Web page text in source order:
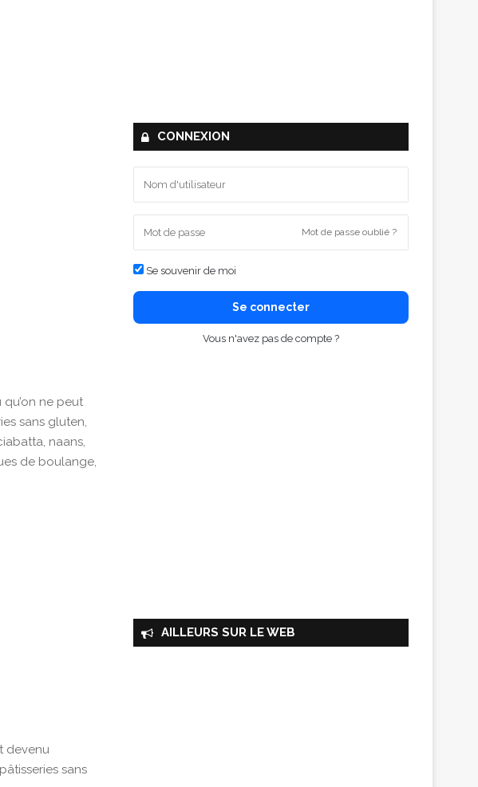
ne peut
sans gluten,
naans,
de boulange,
devenu
sans
CONNEXION
Mot de passe oublié ?
Se souvenir de moi
Se connecter
Vous n'avez pas de compte ?
AILLEURS SUR LE WEB